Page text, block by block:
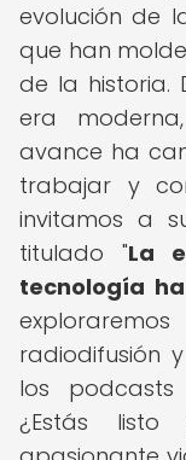
evolución de
que han
de la historia.
era
avance ha
trabajar y
invitamos a
titulado "La
tecnología
radiodifusión
los
¿Estás